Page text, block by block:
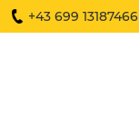
+43 699 13187466